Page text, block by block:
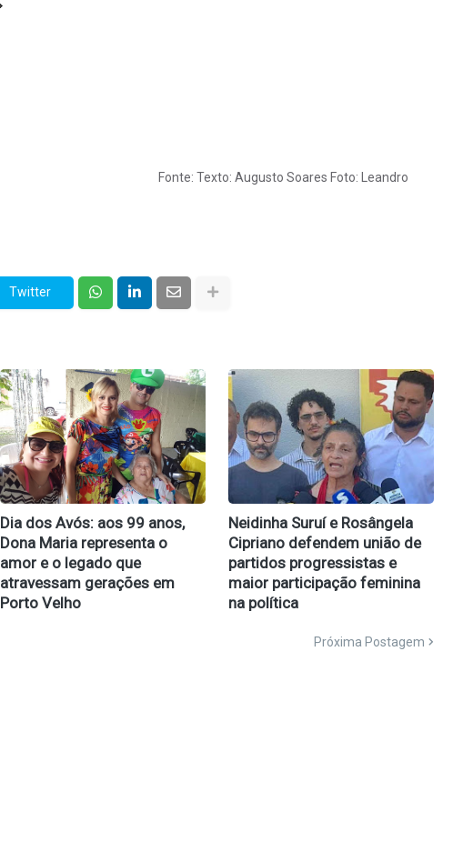
Fonte: Texto: Augusto Soares Foto: Leandro
Twitter
Dia dos Avós: aos 99 anos,
Dona Maria representa o
amor e o legado que
atravessam gerações em
Porto Velho
Neidinha Suruí e Rosângela
Cipriano defendem união de
partidos progressistas e
maior participação feminina
na política
Próxima Postagem